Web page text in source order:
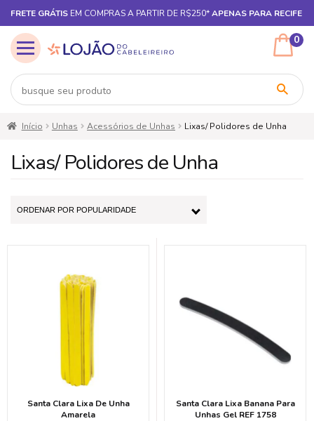
FRETE GRÁTIS EM COMPRAS A PARTIR DE R$250*APENAS PARA RECIFE
0
Pular
para
Pular
para
conteúdo
Início Unhas Acessórios de Unhas Lixas/ Polidores de Unha
Lixas/ Polidores de Unha
Santa Clara Lixa De Unha
Amarela
Santa Clara Lixa Banana Para
Unhas Gel REF 1758